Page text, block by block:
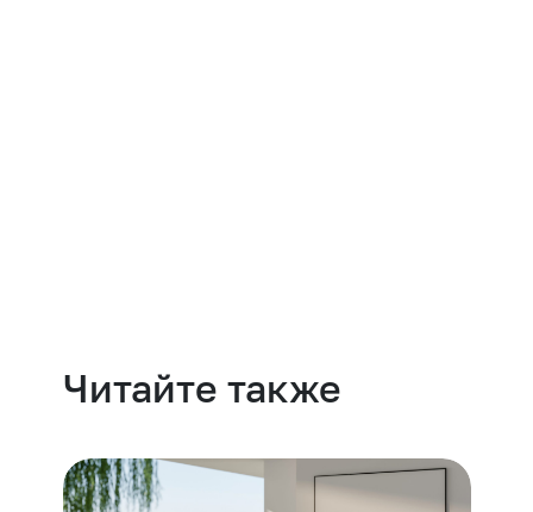
Читайте также